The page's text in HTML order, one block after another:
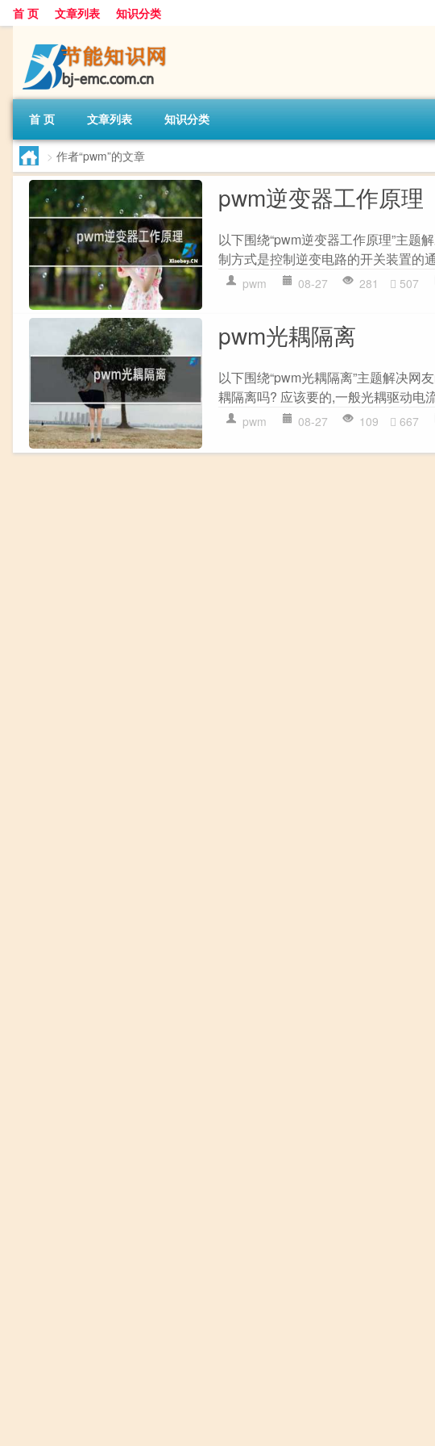
首 页 文章列表 知识分类
首 页 文章列表 知识分类
> 作者“pwm”的文章
pwm逆变器工作原理
以下围绕“pwm逆变器工作原理”主题
制方式是控制逆变电路的开关装置的
pwm 08-27 281 507
pwm光耦隔离
以下围绕“pwm光耦隔离”主题解决网
耦隔离吗? 应该要的,一般光耦驱动电
pwm 08-27 109 667